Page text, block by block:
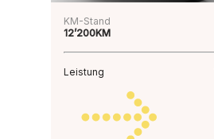
KM-Stand
12’200KM
Leistung